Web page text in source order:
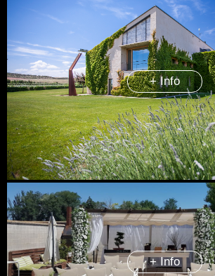
+ Info
+ Info